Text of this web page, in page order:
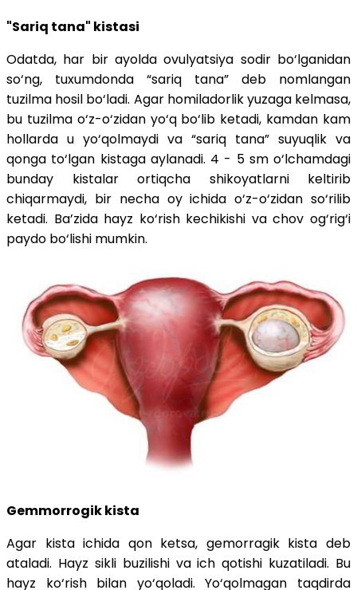
"Sariq tana" kistasi
Odatda, har bir ayolda ovulyatsiya sodir bo‘lganidan
so‘ng, tuxumdonda “sariq tana” deb nomlangan
tuzilma hosil bo‘ladi. Agar homiladorlik yuzaga kelmasa,
bu tuzilma o‘z-o‘zidan yo‘q bo‘lib ketadi, kamdan kam
hollarda u yo‘qolmaydi va “sariq tana” suyuqlik va
qonga to‘lgan kistaga aylanadi. 4 - 5 sm o‘lchamdagi
bunday kistalar ortiqcha shikoyatlarni keltirib
chiqarmaydi, bir necha oy ichida o‘z-o‘zidan so‘rilib
ketadi. Ba’zida hayz ko‘rish kechikishi va chov og‘rig‘i
paydo bo‘lishi mumkin.
Gemmorrogik kista
Agar kista ichida qon ketsa, gemorragik kista deb
ataladi. Hayz sikli buzilishi va ich qotishi kuzatiladi. Bu
hayz ko‘rish bilan yo‘qoladi. Yo‘qolmagan taqdirda